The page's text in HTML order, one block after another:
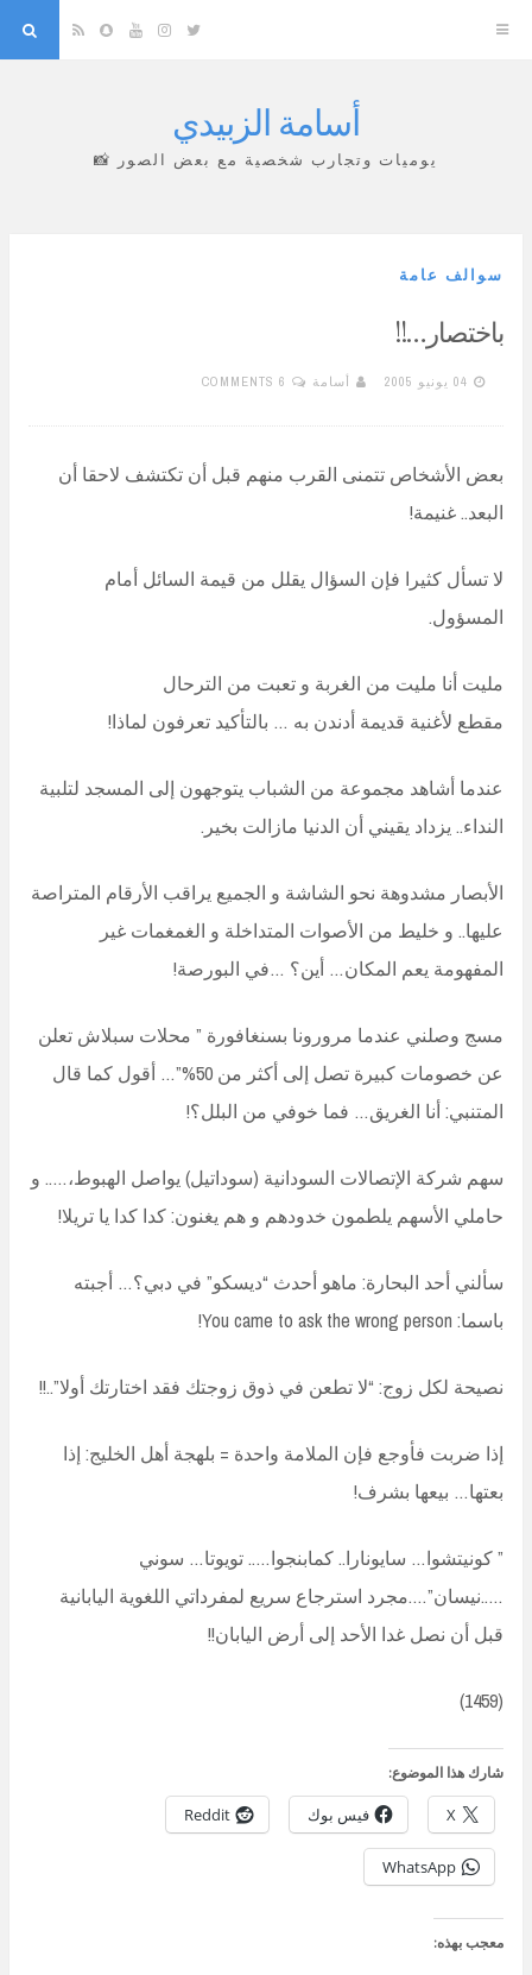
Twitter
Instagram
YouTube
Snapchat
RSS
أسامة الزبيدي
يوميات وتجارب شخصية مع بعض الصور 📸
سوالف عامة
باختصار…!!
04 يونيو 2005 أسامة 6 COMMENTS
بعض الأشخاص تتمنى القرب منهم قبل أن تكتشف لاحقا أن
البعد.. غنيمة!
لا تسأل كثيرا فإن السؤال يقلل من قيمة السائل أمام
المسؤول.
مليت أنا مليت من الغربة و تعبت من الترحال
مقطع لأغنية قديمة أدندن به … بالتأكيد تعرفون لماذا!
عندما أشاهد مجموعة من الشباب يتوجهون إلى المسجد لتلبية
النداء.. يزداد يقيني أن الدنيا مازالت بخير.
الأبصار مشدوهة نحو الشاشة و الجميع يراقب الأرقام المتراصة
عليها.. و خليط من الأصوات المتداخلة و الغمغمات غير
المفهومة يعم المكان… أين؟ …في البورصة!
مسج وصلني عندما مرورونا بسنغافورة ” محلات سبلاش تعلن
عن خصومات كبيرة تصل إلى أكثر من 50%”… أقول كما قال
المتنبي: أنا الغريق… فما خوفي من البلل؟!
سهم شركة الإتصالات السودانية (سوداتيل) يواصل الهبوط،….. و
حاملي الأسهم يلطمون خدودهم و هم يغنون: كدا كدا يا تريلا!
سألني أحد البحارة: ماهو أحدث “ديسكو” في دبي؟… أجبته
باسما: You came to ask the wrong person!
نصيحة لكل زوج: “لا تطعن في ذوق زوجتك فقد اختارتك أولا”..!!
إذا ضربت فأوجع فإن الملامة واحدة = بلهجة أهل الخليج: إذا
بعتها… بيعها بشرف!
” كونيتشوا… سايونارا.. كمابنجوا….. تويوتا… سوني
…..نيسان”….مجرد استرجاع سريع لمفرداتي اللغوية اليابانية
قبل أن نصل غدا الأحد إلى أرض اليابان!!
(1459)
شارك هذا الموضوع:
X فيس بوك Reddit
WhatsApp
معجب بهذه: